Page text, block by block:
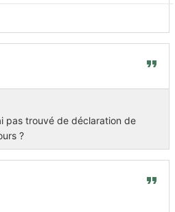
pas trouvé de déclaration de
?